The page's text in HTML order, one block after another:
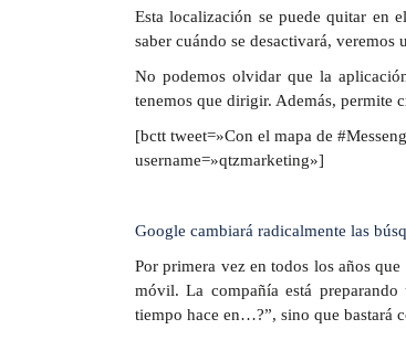
Esta localización se puede quitar en
saber cuándo se desactivará,
No podemos olvidar que la
tenemos que dirigir. Además, permite
[bctt tweet=»Con el mapa de
username=»qtzmarketing»]
Google cambiará radicalmente las
Por primera vez en todos los años
móvil. La compañía está
tiempo hace en…?”, sino que bastará